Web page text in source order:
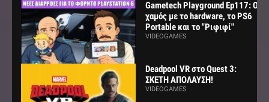
Gametech Playground Ep117: Ο
χαμός με το hardware, το PS6
Portable και το "Ριφιφί"
VIDEOGAMES
Deadpool VR στο Quest 3:
ΣΚΕΤΗ ΑΠΟΛΑΥΣΗ!
VIDEOGAMES